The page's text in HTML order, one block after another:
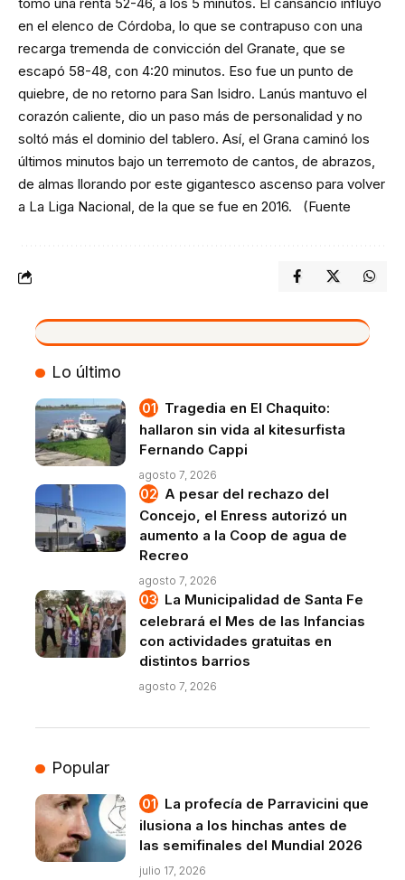
tomó una renta 52-46, a los 5 minutos. El cansancio influyó
en el elenco de Córdoba, lo que se contrapuso con una
recarga tremenda de convicción del Granate, que se
escapó 58-48, con 4:20 minutos. Eso fue un punto de
quiebre, de no retorno para San Isidro. Lanús mantuvo el
corazón caliente, dio un paso más de personalidad y no
soltó más el dominio del tablero. Así, el Grana caminó los
últimos minutos bajo un terremoto de cantos, de abrazos,
de almas llorando por este gigantesco ascenso para volver
a La Liga Nacional, de la que se fue en 2016. (Fuente
VIVO
Lo último
Tragedia en El Chaquito:
hallaron sin vida al kitesurfista
Fernando Cappi
agosto 7, 2026
A pesar del rechazo del
Concejo, el Enress autorizó un
aumento a la Coop de agua de
Recreo
agosto 7, 2026
La Municipalidad de Santa Fe
celebrará el Mes de las Infancias
con actividades gratuitas en
distintos barrios
agosto 7, 2026
Popular
La profecía de Parravicini que
ilusiona a los hinchas antes de
las semifinales del Mundial 2026
julio 17, 2026